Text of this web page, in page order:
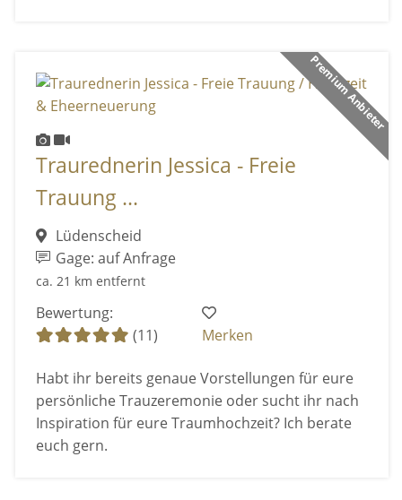
Premium Anbieter
Traurednerin Jessica - Freie
Trauung ...
Lüdenscheid
Gage: auf Anfrage
ca. 21 km entfernt
Bewertung:
(11)
Merken
Habt ihr bereits genaue Vorstellungen für eure
persönliche Trauzeremonie oder sucht ihr nach
Inspiration für eure Traumhochzeit? Ich berate
euch gern.